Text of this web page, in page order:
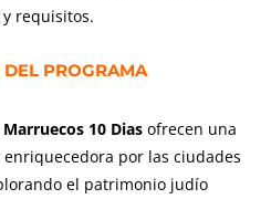
requisitos.
PROGRAMA
10 Diasofrecen una
por las ciudades
el patrimonio judío